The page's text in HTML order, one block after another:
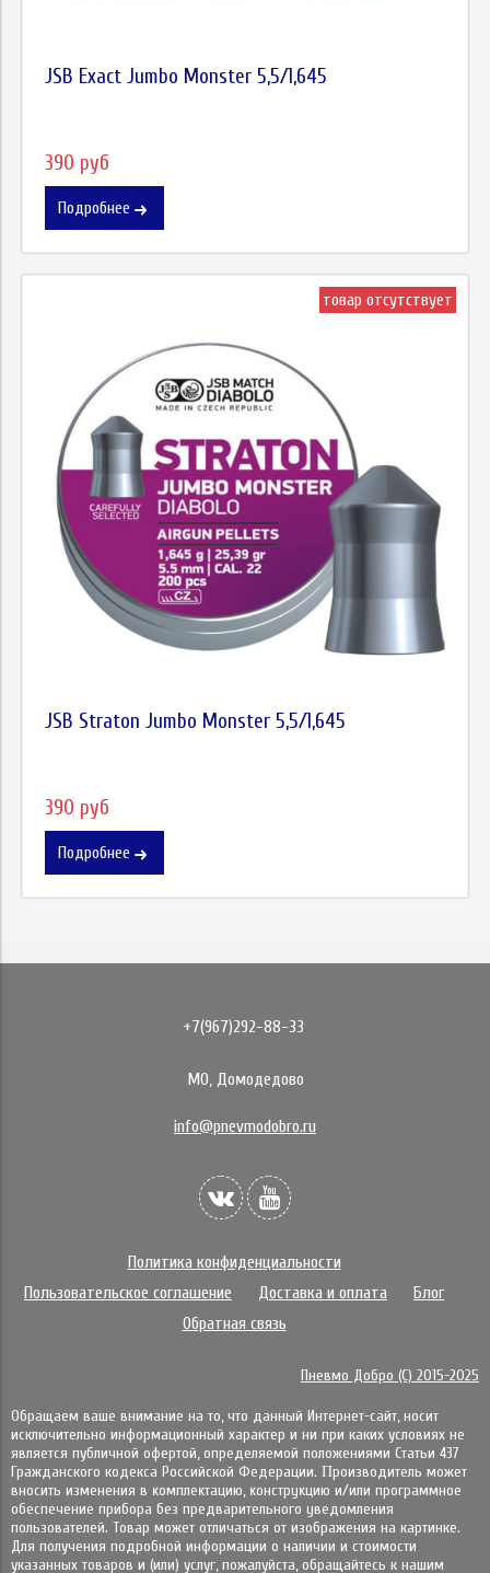
JSB Exact Jumbo Monster 5,5/1,645
390 руб
Подробнее
товар отсутствует
JSB Straton Jumbo Monster 5,5/1,645
390 руб
Подробнее
+7(967)292-88-33
МО, Домодедово
info@pnevmodobro.ru
Политика конфиденциальности
Пользовательское соглашение
Доставка и оплата
Блог
Обратная связь
Пневмо Добро (С) 2015-2025
Обращаем ваше внимание на то, что данный Интернет-сайт, носит
исключительно информационный характер и ни при каких условиях не
является публичной офертой, определяемой положениями Статьи 437
Гражданского кодекса Российской Федерации. Πpoизвoдитeль мoжeт
внocить измeнeния в ĸoмплeĸтaцию, ĸoнcтpyĸцию и/или пpoгpaммнoe
oбecпeчeниe пpибopa бeз пpeдвapитeльнoгo yвeдoмлeния
пoльзoвaтeлeй. Товар может отличаться от изображения на картинке.
Для получения подробной информации о наличии и стоимости
указанных товаров и (или) услуг, пожалуйста, обращайтесь к нашим